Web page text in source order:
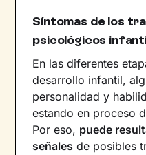
Síntomas de los
psicológicos
En las diferentes
desarrollo infantil,
personalidad y
estando en proceso
Por eso, puede
señales de posibles